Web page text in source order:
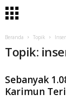
Beranda Topik
Topik:
Sebanyak
Karimun